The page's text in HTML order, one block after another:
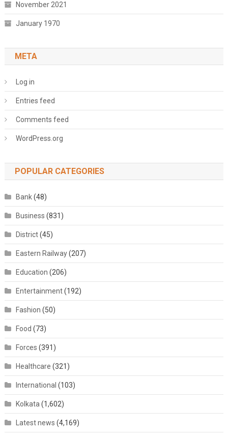
November 2021
January 1970
META
Log in
Entries feed
Comments feed
WordPress.org
POPULAR CATEGORIES
Bank(48)
Business (831)
District(45)
Eastern Railway(207)
Education (206)
Entertainment(192)
Fashion (50)
Food (73)
Forces (391)
Healthcare (321)
International (103)
Kolkata (1,602)
Latest news (4,169)